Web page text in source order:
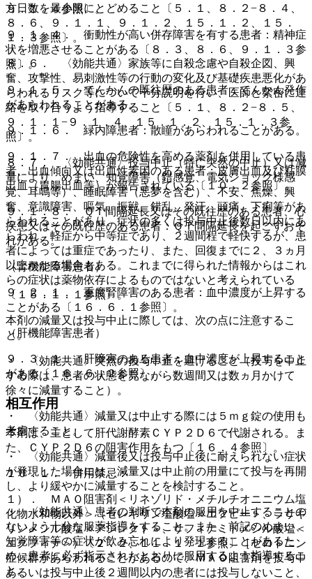
９．１．４参照〕。
９．１．４． 衝動性が高い併存障害を有する患者：精神症
状を増悪させることがある〔８．３、８．６、９．１．３参
照〕。
９．１．５． てんかんの既往歴のある患者：てんかん発作
があらわれることがある。
９．１．６． 緑内障患者：散瞳があらわれることがある。
９．１．７． 出血の危険性を高める薬剤を併用している患
者、出血傾向又は出血性素因のある患者：皮膚出血及び粘膜
出血（胃腸出血等）が報告されている〔１０．２参照〕。
９．１．８． ＱＴ間隔延長又はその既往歴のある患者、心
疾患又はその既往歴のある患者：ＱＴ間隔延長を起こすおそ
れがある。
（腎機能障害患者）
９．２．１． 重度腎障害のある患者：血中濃度が上昇する
ことがある〔１６．６．１参照〕。
（肝機能障害患者）
９．３．１． 肝障害のある患者：血中濃度が上昇すること
がある〔１６．６．２参照〕。
相互作用
本剤は、主として肝代謝酵素ＣＹＰ２Ｄ６で代謝される。ま
た、ＣＹＰ２Ｄ６の阻害作用をもつ〔１６．４参照〕。
１０．１． 併用禁忌：
１）． ＭＡＯ阻害剤＜リネゾリド・メチルチオニニウム塩
化物水和物以外＞（セレギリン塩酸塩＜エフピー＞、ラサギ
リンメシル酸塩＜アジレクト＞、サフィナミドメシル酸塩＜
エクフィナ＞）〔２．２、１１．１．１参照〕［セロトニン
症候群があらわれることがあるので、ＭＡＯ阻害剤を投与中
あるいは投与中止後２週間以内の患者には投与しないこと、
方日数を最小限にとどめること〔５．１、８．２−８．４、
８．６、９．１．１、９．１．２、１５．１．２、１５．
１．３参照〕。
８．６． 〈効能共通〉家族等に自殺念慮や自殺企図、興
奮、攻撃性、易刺激性等の行動の変化及び基礎疾患悪化があ
らわれるリスク等について十分説明を行い、医師と緊密に連
絡を取り合うよう指導すること〔５．１、８．２−８．５、
９．１．１−９．１．４、１５．１．２、１５．１．３参
照〕。
８．７． 〈効能共通〉投与中止（特に突然の中止）又は減
量により、めまい、知覚障害（錯感覚、電気ショック様感
覚、耳鳴等）、睡眠障害（悪夢を含む）、不安、焦燥、興
奮、意識障害、嘔気、振戦、錯乱、発汗、頭痛、下痢等があ
らわれることがあり、症状の多くは投与中止後数日以内にあ
らわれ、軽症から中等症であり、２週間程で軽快するが、患
者によっては重症であったり、また、回復までに２、３ヵ月
以上かかる場合もある。これまでに得られた情報からはこれ
らの症状は薬物依存によるものではないと考えられている
〔１５．１．１参照〕。
本剤の減量又は投与中止に際しては、次の点に注意するこ
と。
・ 〈効能共通〉突然の投与中止を避けること（投与を中止
する際は、患者の状態を見ながら数週間又は数ヵ月かけて
徐々に減量すること）。
・ 〈効能共通〉減量又は中止する際には５ｍｇ錠の使用も
考慮すること。
・ 〈効能共通〉減量後又は投与中止後に耐えられない症状
が発現した場合には、減量又は中止前の用量にて投与を再開
し、より緩やかに減量することを検討すること。
・ 〈効能共通〉患者の判断で本剤の服用を中止することの
ないよう十分な服薬指導をすること。また、前記のめまい、
知覚障害等の症状が飲み忘れにより発現することがあるた
め、患者に必ず指示されたとおりに服用するよう指導するこ
と。